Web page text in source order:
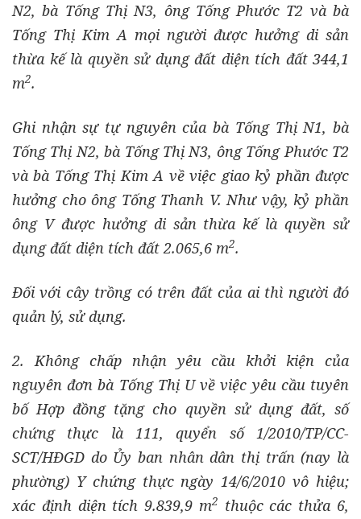
N2, bà Tống Thị N3, ông Tống Phước T2 và bà
Tống Thị Kim A mọi người được hưởng di sản
thừa kế là quyền sử dụng đất diện tích đất 344,1
m2.
Ghi nhận sự tự nguyên của bà Tống Thị N1, bà
Tống Thị N2, bà Tống Thị N3, ông Tống Phước T2
và bà Tống Thị Kim A về việc giao kỷ phần được
hưởng cho ông Tống Thanh V. Như vậy, kỷ phần
ông V được hưởng di sản thừa kế là quyền sử
dụng đất diện tích đất 2.065,6 m2.
Đối với cây trồng có trên đất của ai thì người đó
quản lý, sử dụng.
2. Không chấp nhận yêu cầu khởi kiện của
nguyên đơn bà Tống Thị U về việc yêu cầu tuyên
bố Hợp đồng tặng cho quyền sử dụng đất, số
chứng thực là 111, quyển số 1/2010/TP/CC-
SCT/HĐGD do Ủy ban nhân dân thị trấn (nay là
phường) Y chứng thực ngày 14/6/2010 vô hiệu;
xác định diện tích 9.839,9 m2 thuộc các thửa 6,